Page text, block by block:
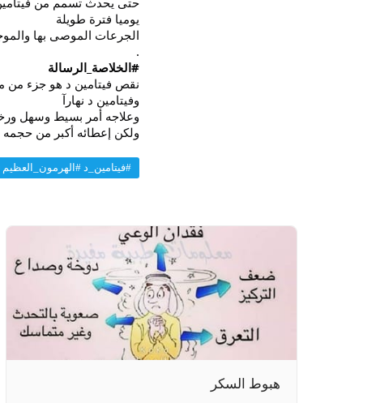
يوميا فترة طويلة
الجرعات الموصى بها
.
#الخلاصة_الرسالة
نقص فيتامين د هو جزء من
وفيتامين د نهارآ
وعلاجه أمر بسيط وسهل
ولكن إعطائه أكبر من
#فيتامين_د
هبوط السكر